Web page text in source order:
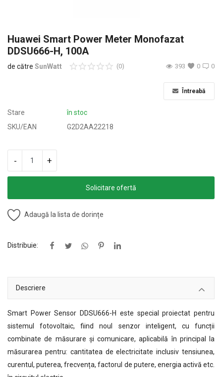
Locație
Huawei Smart Power Meter Monofazat
DDSU666-H, 100A
de către SunWatt 0
(0) 0
393
Întreabă
Stare
în stoc
SKU/EAN
G2D2AA22218
- +
Solicitare ofertă
Adaugă la lista de dorințe
Distribuie:
Descriere
Smart Power Sensor DDSU666-H este special proiectat pentru
sistemul fotovoltaic, fiind noul senzor inteligent, cu funcții
combinate de măsurare și comunicare, aplicabilă în principal la
măsurarea pentru: cantitatea de electricitate inclusiv tensiunea,
curentul, puterea, frecvența, factorul de putere, energia activă etc.